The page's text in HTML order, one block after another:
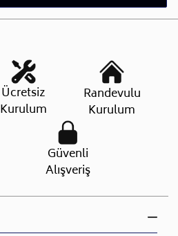
Ücretsiz
Kurulum
Randevulu
Kurulum
Güvenli
Alışveriş